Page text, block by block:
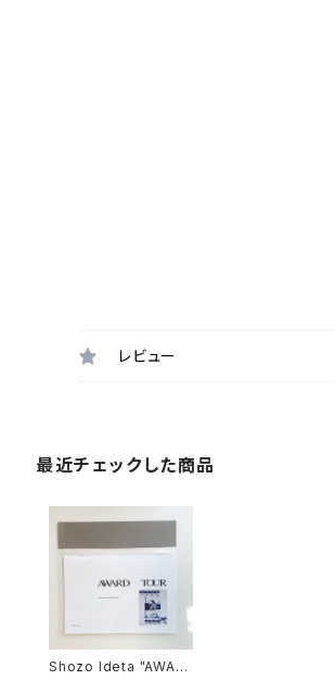
レビュー
最近チェックした商品
Shozo Ideta "AWAR